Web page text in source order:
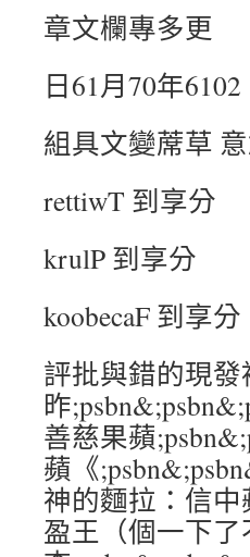
章文欄專多更
日61月70年6102
組具文變蓆草
rettiwT 到享分
krulP 到享分
koobecaF 到享分
評批與錯的現發
昨
善慈果蘋
蘋《
神的麵拉：信中
盈王（個一下了